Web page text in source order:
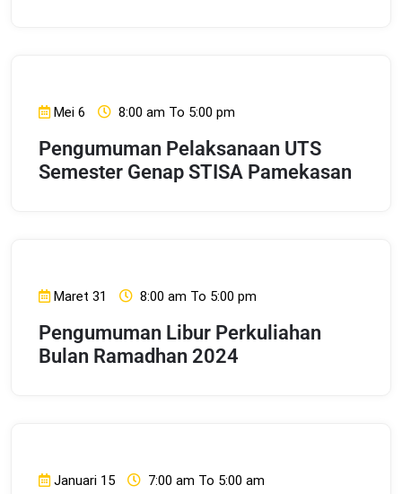
Mei 6 8:00 am To 5:00 pm
Pengumuman Pelaksanaan UTS
Semester Genap STISA Pamekasan
Maret 31 8:00 am To 5:00 pm
Pengumuman Libur Perkuliahan
Bulan Ramadhan 2024
Januari 15 7:00 am To 5:00 am